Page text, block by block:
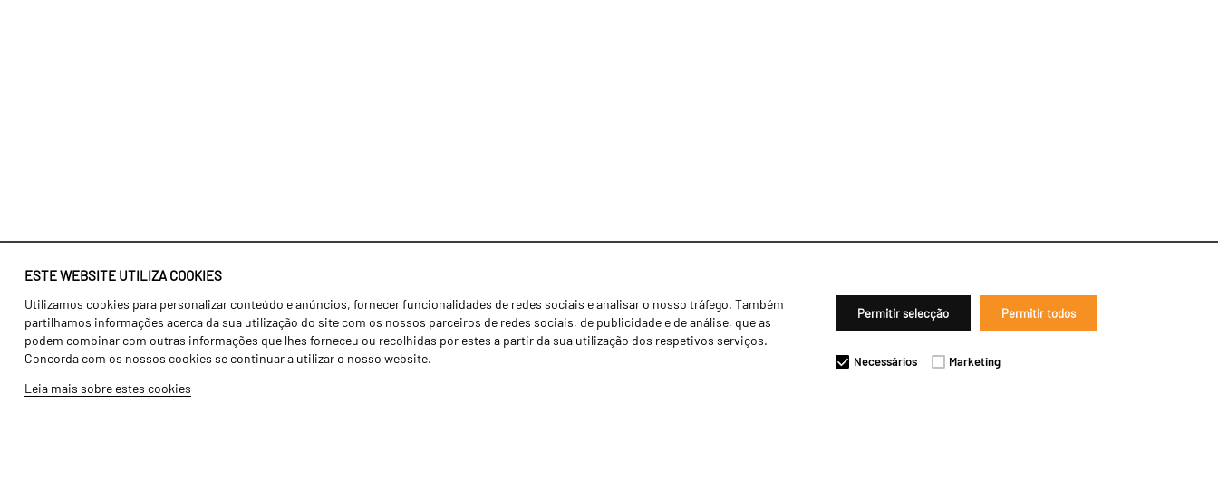
ESTE WEBSITE UTILIZA COOKIES
Utilizamos cookies para personalizar conteúdo e anúncios, fornecer funcionalidades de redes sociais e analisar o nosso tráfego. Também
partilhamos informações acerca da sua utilização do site com os nossos parceiros de redes sociais, de publicidade e de análise, que as
podem combinar com outras informações que lhes forneceu ou recolhidas por estes a partir da sua utilização dos respetivos serviços.
Concorda com os nossos cookies se continuar a utilizar o nosso website.
Leia mais sobre estes cookies
Permitir selecção Permitir todos
Necessários Marketing
Identidade
História
Fábrica / Produção
Recursos Humanos
Agricultura
Transportes
Gama Floresta
Notícias
Concessionários